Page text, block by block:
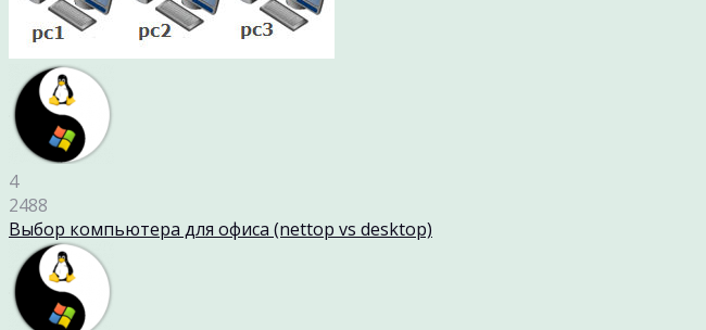
4
2488
Выбор компьютера для офиса (nettop vs desktop)